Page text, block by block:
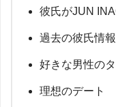
彼氏がJUN
過去の彼氏情
好きな男性の
理想のデート